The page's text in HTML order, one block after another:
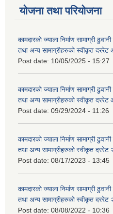
योजना तथा परियोजना
कामदारको ज्याला निर्माण सामाग्री
तथा अन्य सामाग्रीहरुको स्वीकृत
Post date: 10/05/2025 - 15:27
कामदारको ज्याला निर्माण सामाग्री
तथा अन्य सामाग्रीहरुको स्वीकृत
Post date: 09/29/2024 - 11:26
कामदारको ज्याला निर्माण सामाग्री
तथा अन्य सामाग्रीहरुको स्वीकृत
Post date: 08/17/2023 - 13:45
कामदारको ज्याला निर्माण सामाग्री
तथा अन्य सामाग्रीहरुको स्वीकृत
Post date: 08/08/2022 - 10:36